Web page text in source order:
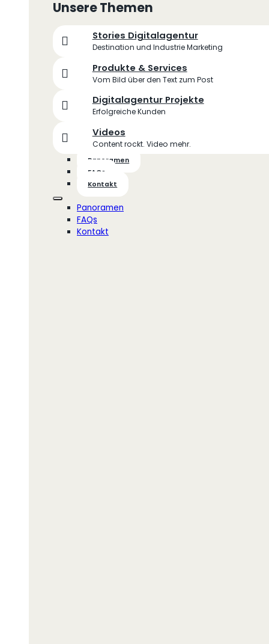
Unsere Themen
Stories Digitalagentur
Destination und Industrie Marketing
Produkte & Services
Vom Bild über den Text zum Post
Digitalagentur Projekte
Erfolgreiche Kunden
Videos
Content rockt. Video mehr.
Panoramen
FAQs
Kontakt
Panoramen
FAQs
Kontakt